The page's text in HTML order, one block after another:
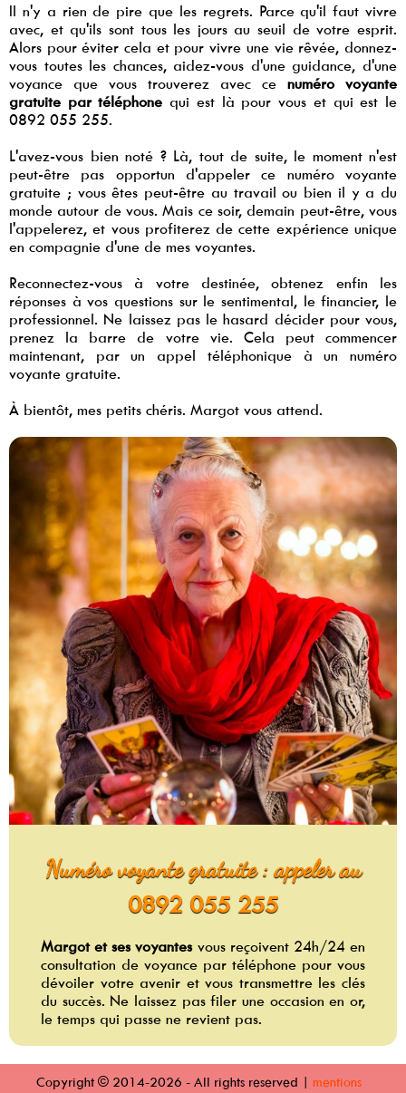
Il n'y a rien de pire que les regrets. Parce qu'il faut vivre
avec, et qu'ils sont tous les jours au seuil de votre esprit.
Alors pour éviter cela et pour vivre une vie rêvée, donnez-
vous toutes les chances, aidez-vous d'une guidance, d'une
voyance que vous trouverez avec ce numéro voyante
gratuite par téléphone qui est là pour vous et qui est le
0892 055 255.
L'avez-vous bien noté ? Là, tout de suite, le moment n'est
peut-être pas opportun d'appeler ce numéro voyante
gratuite ; vous êtes peut-être au travail ou bien il y a du
monde autour de vous. Mais ce soir, demain peut-être, vous
l'appelerez, et vous profiterez de cette expérience unique
en compagnie d'une de mes voyantes.
Reconnectez-vous à votre destinée, obtenez enfin les
réponses à vos questions sur le sentimental, le financier, le
professionnel. Ne laissez pas le hasard décider pour vous,
prenez la barre de votre vie. Cela peut commencer
maintenant, par un appel téléphonique à un numéro
voyante gratuite.
À bientôt, mes petits chéris. Margot vous attend.
Numéro voyante gratuite : appeler au
0892 055 255
Margot et ses voyantesvous reçoivent 24h/24 en
consultation de voyance par téléphone pour vous
dévoiler votre avenir et vous transmettre les clés
du succès. Ne laissez pas filer une occasion en or,
le temps qui passe ne revient pas.
Copyright © 2014-2026 - All rights reserved | mentions